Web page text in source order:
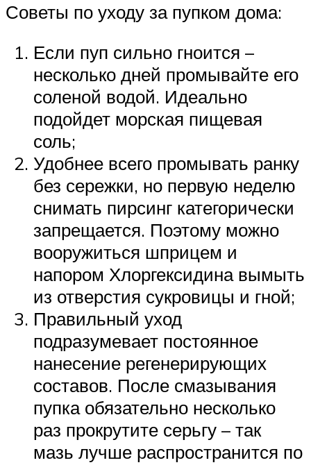
Советы по уходу за пупком дома:
Если пуп сильно гноится –
несколько дней промывайте его
соленой водой. Идеально
подойдет морская пищевая
соль;
Удобнее всего промывать ранку
без сережки, но первую неделю
снимать пирсинг категорически
запрещается. Поэтому можно
вооружиться шприцем и
напором Хлоргексидина вымыть
из отверстия сукровицы и гной;
Правильный уход
подразумевает постоянное
нанесение регенерирующих
составов. После смазывания
пупка обязательно несколько
раз прокрутите серьгу – так
мазь лучше распространится по